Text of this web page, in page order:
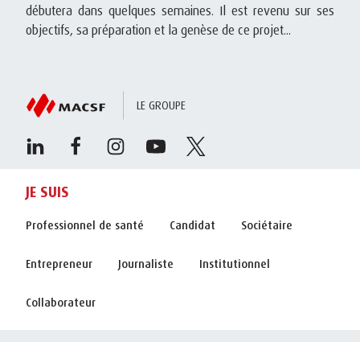
débutera dans quelques semaines. Il est revenu sur ses
objectifs, sa préparation et la genèse de ce projet...
LE GROUPE
JE SUIS
Professionnel de santé Candidat Sociétaire
Entrepreneur Journaliste Institutionnel
Collaborateur